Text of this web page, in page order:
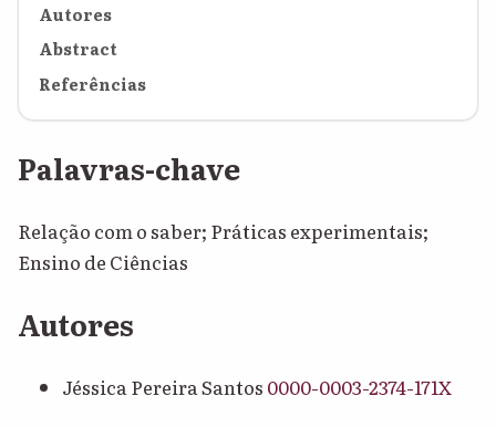
Autores
Abstract
Referências
Palavras-chave
Relação com o saber; Práticas experimentais;
Ensino de Ciências
Autores
Jéssica Pereira Santos 0000-0003-2374-171X